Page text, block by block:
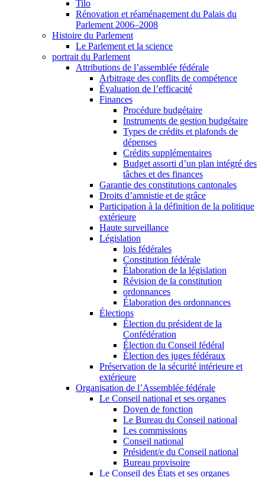
Tilo
Rénovation et réaménagement du Palais du
Parlement 2006–2008
Histoire du Parlement
Le Parlement et la science
portrait du Parlement
Attributions de l’assemblée fédérale
Arbitrage des conflits de compétence
Évaluation de l’efficacité
Finances
Procédure budgétaire
Instruments de gestion budgétaire
Types de crédits et plafonds de
dépenses
Crédits supplémentaires
Budget assorti d’un plan intégré des
tâches et des finances
Garantie des constitutions cantonales
Droits d’amnistie et de grâce
Participation à la définition de la politique
extérieure
Haute surveillance
Législation
lois fédérales
Constitution fédérale
Élaboration de la législation
Révision de la constitution
ordonnances
Élaboration des ordonnances
Élections
Élection du président de la
Confédération
Élection du Conseil fédéral
Élection des juges fédéraux
Préservation de la sécurité intérieure et
extérieure
Organisation de l’Assemblée fédérale
Le Conseil national et ses organes
Doyen de fonction
Le Bureau du Conseil national
Les commissions
Conseil national
Président/e du Conseil national
Bureau provisoire
Le Conseil des États et ses organes